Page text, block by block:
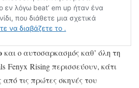
και ο αυτοσαρκασμός καθ’ όλη τη
Fenyx Rising περισσεύουν, κάτι
τις πρώτες σκηνές του